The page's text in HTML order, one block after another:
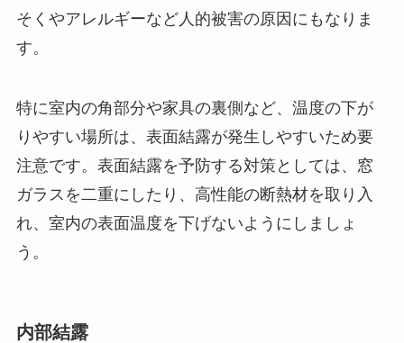
そくやアレルギーなど人的被害の原因にもなりま
す。
特に室内の角部分や家具の裏側など、温度の下が
りやすい場所は、表面結露が発生しやすいため要
注意です。表面結露を予防する対策としては、窓
ガラスを二重にしたり、高性能の断熱材を取り入
れ、室内の表面温度を下げないようにしましょ
う。
内部結露